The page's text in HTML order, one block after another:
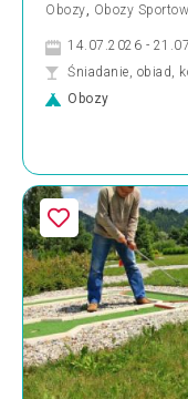
Obozy, Obozy
14.07.2026 -
Śniadanie, obiad,
Obozy